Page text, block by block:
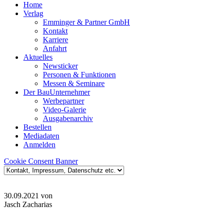
Home
Verlag
Emminger & Partner GmbH
Kontakt
Karriere
Anfahrt
Aktuelles
Newsticker
Personen & Funktionen
Messen & Seminare
Der BauUnternehmer
Werbepartner
Video-Galerie
Ausgabenarchiv
Bestellen
Mediadaten
Anmelden
Cookie Consent Banner
30.09.2021 von
Jasch Zacharias